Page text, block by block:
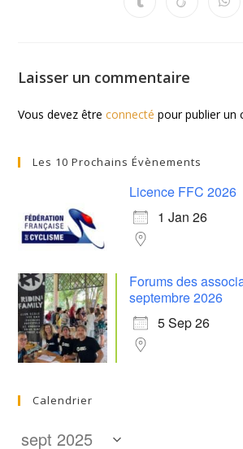
Laisser un commentaire
Vous devez êtreconnecté pour publier un
Les 10 Prochains Évènements
Licence FFC 2026
1 Jan 26
Forums des
septembre 2026
5 Sep 26
Calendrier